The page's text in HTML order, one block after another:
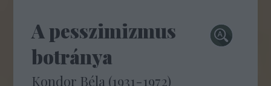
A pesszimizmus
botránya
Kondor Béla (1931-1972)